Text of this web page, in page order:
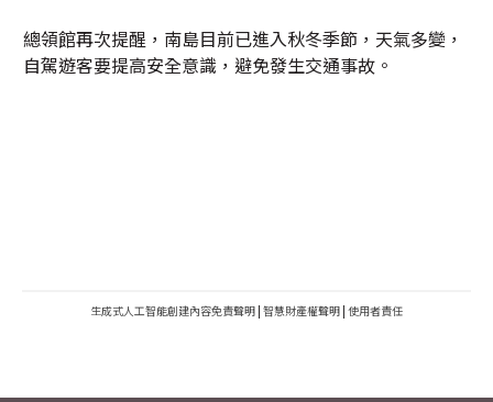
總領館再次提醒，南島目前已進入秋冬季節，天氣多變，
自駕遊客要提高安全意識，避免發生交通事故。
生成式人工智能創建內容免責聲明 | 智慧財產權聲明 | 使用者責任